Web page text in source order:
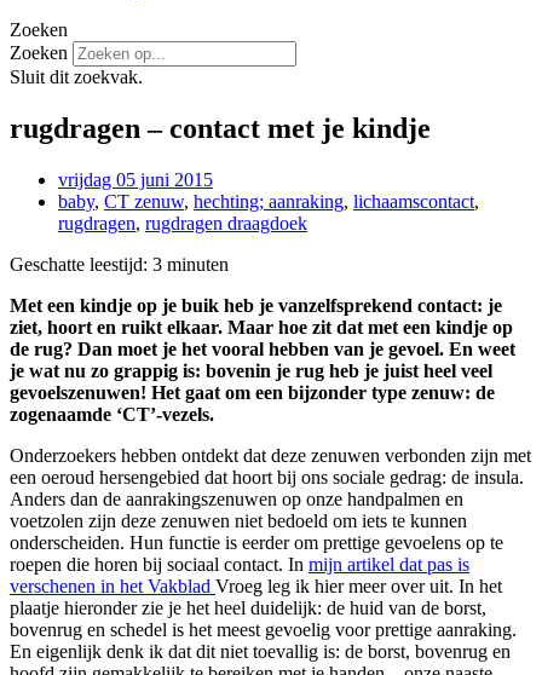
Zoeken
Zoeken
Sluit dit zoekvak.
rugdragen – contact met je kindje
vrijdag 05 juni 2015
baby, CT zenuw, hechting; aanraking, lichaamscontact,
rugdragen, rugdragen draagdoek
Geschatte leestijd: 3 minuten
Met een kindje op je buik heb je vanzelfsprekend contact: je
ziet, hoort en ruikt elkaar. Maar hoe zit dat met een kindje op
de rug? Dan moet je het vooral hebben van je gevoel. En weet
je wat nu zo grappig is: bovenin je rug heb je juist heel veel
gevoelszenuwen! Het gaat om een bijzonder type zenuw: de
zogenaamde ‘CT’-vezels.
Onderzoekers hebben ontdekt dat deze zenuwen verbonden zijn met
een oeroud hersengebied dat hoort bij ons sociale gedrag: de insula.
Anders dan de aanrakingszenuwen op onze handpalmen en
voetzolen zijn deze zenuwen niet bedoeld om iets te kunnen
onderscheiden. Hun functie is eerder om prettige gevoelens op te
roepen die horen bij sociaal contact. In mijn artikel dat pas is
verschenen in het Vakblad Vroeg leg ik hier meer over uit. In het
plaatje hieronder zie je het heel duidelijk: de huid van de borst,
bovenrug en schedel is het meest gevoelig voor prettige aanraking.
En eigenlijk denk ik dat dit niet toevallig is: de borst, bovenrug en